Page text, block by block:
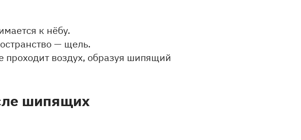
к нёбу.
— щель.
воздух, образуя шипящий
шипящих